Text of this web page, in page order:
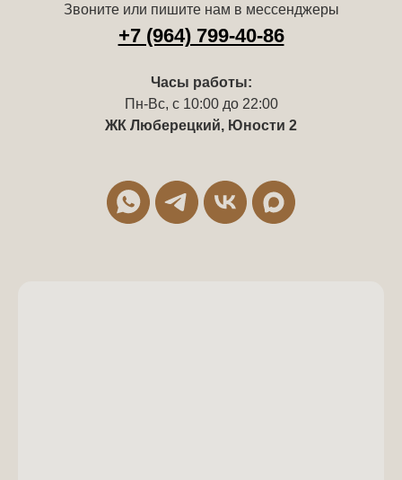
Звоните или пишите нам в мессенджеры
+7 (964) 799-40-86
Часы работы:
Пн-Вс, с 10:00 до 22:00
ЖК Люберецкий, Юности 2